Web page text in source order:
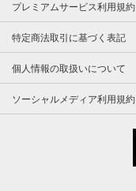
プレミアムサービス利用規約
特定商法取引に基づく表記
個人情報の取扱いについて
ソーシャルメディア利用規約